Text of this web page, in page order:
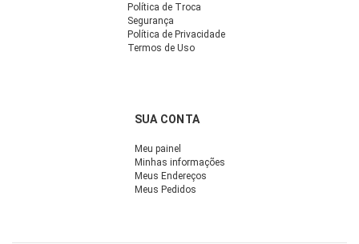
Política de Troca
Segurança
Política de Privacidade
Termos de Uso
SUA CONTA
Meu painel
Minhas informações
Meus Endereços
Meus Pedidos